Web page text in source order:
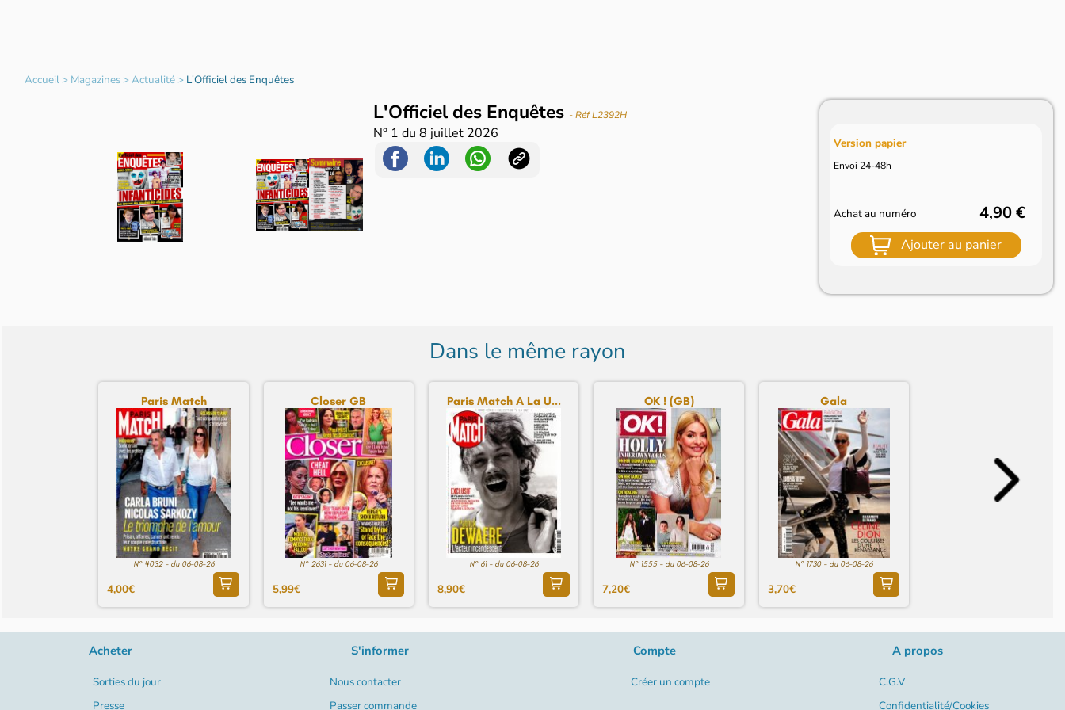
Accueil> Magazines>Actualité> L'Officiel des Enquêtes
L'Officiel des Enquêtes - Réf L2392H
N° 1 du8 juillet 2026
Version papier
Envoi 24-48h
Achat au numéro 4,90 €
Ajouter au panier
Dans le même rayon
Paris Match
N° 4032 - du 06-08-26
4,00€
Closer GB
N° 2631 - du 06-08-26
5,99€
Paris Match A La U...
N° 61 - du 06-08-26
8,90€
OK ! (GB)
N° 1555 - du 06-08-26
7,20€
Gala
N° 1730 - du 06-08-26
3,70€
Acheter
Sorties du jour
Presse
S'informer
Nous contacter
Passer commande
Compte
Créer un compte
A propos
C.G.V
Confidentialité/Cookies